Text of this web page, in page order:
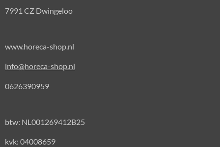
7991 CZ Dwingeloo
www.horeca-shop.nl
info@horeca-shop.nl
0626390959
btw: NL001269412B25
kvk: 04008659